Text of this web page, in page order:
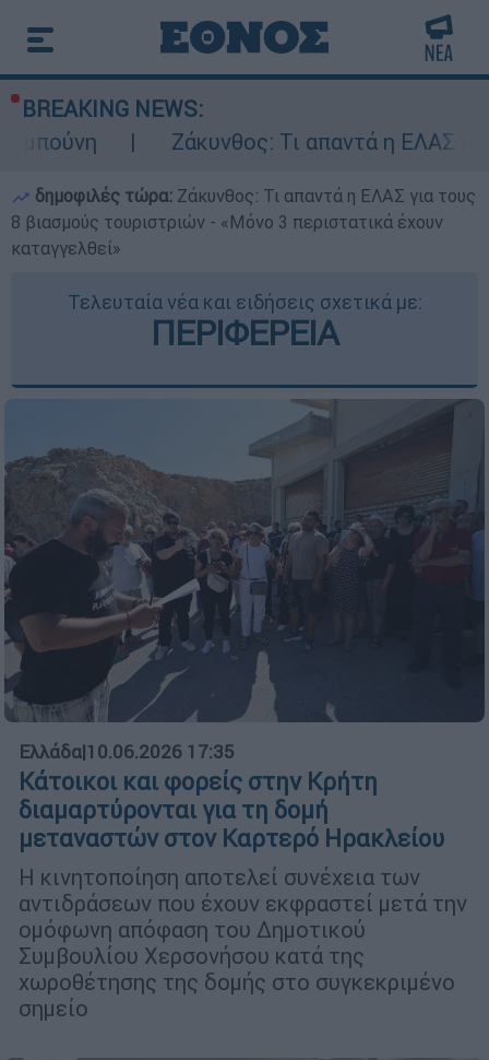
BREAKING NEWS:
Ζάκυνθος: Τι απαντά η ΕΛΑΣ για τους 8
δημοφιλές τώρα: Ζάκυνθος: Τι απαντά η ΕΛΑΣ για τους
8 βιασμούς τουριστριών - «Μόνο 3 περιστατικά έχουν
καταγγελθεί»
Τελευταία νέα και ειδήσεις σχετικά με:
ΠΕΡΙΦΕΡΕΙΑ
Ελλάδα|10.06.2026 17:35
Κάτοικοι και φορείς στην Κρήτη
διαμαρτύρονται για τη δομή
μεταναστών στον Καρτερό Ηρακλείου
Η κινητοποίηση αποτελεί συνέχεια των
αντιδράσεων που έχουν εκφραστεί μετά την
ομόφωνη απόφαση του Δημοτικού
Συμβουλίου Χερσονήσου κατά της
χωροθέτησης της δομής στο συγκεκριμένο
σημείο